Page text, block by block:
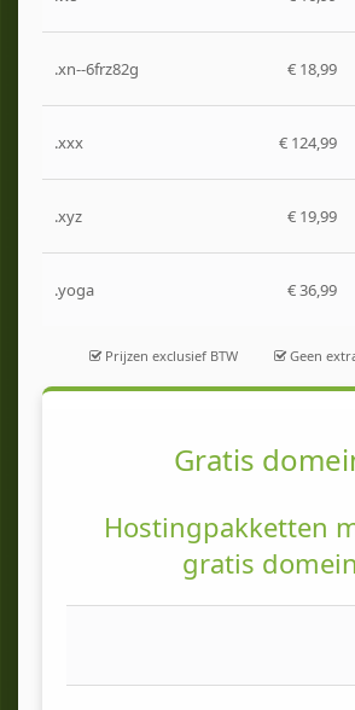
.xn--6frz82g € 18,99
.xxx € 124,99
.xyz € 19,99
.yoga € 36,99
Prijzen exclusief BTW Geen
Gratis
Hostingpakketten
gratis domein